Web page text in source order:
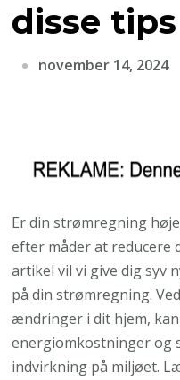
disse tips
november 14, 2024
Er din strømregning
efter måder at reducere
artikel vil vi give dig syv
på din strømregning.
ændringer i dit hjem,
energiomkostninger og
indvirkning på miljøet.